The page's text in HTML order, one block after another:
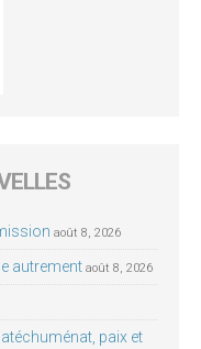
août 8, 2026
autrement août 8, 2026
paix et